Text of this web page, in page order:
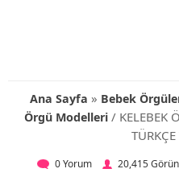
Ana Sayfa » Bebek
Örgü Modelleri/ KELEBEK
0 Yorum 20,415